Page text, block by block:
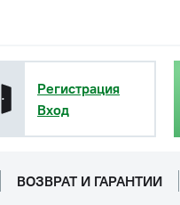
Регистрация
Вход
ВОЗВРАТ И ГАРАНТИИ